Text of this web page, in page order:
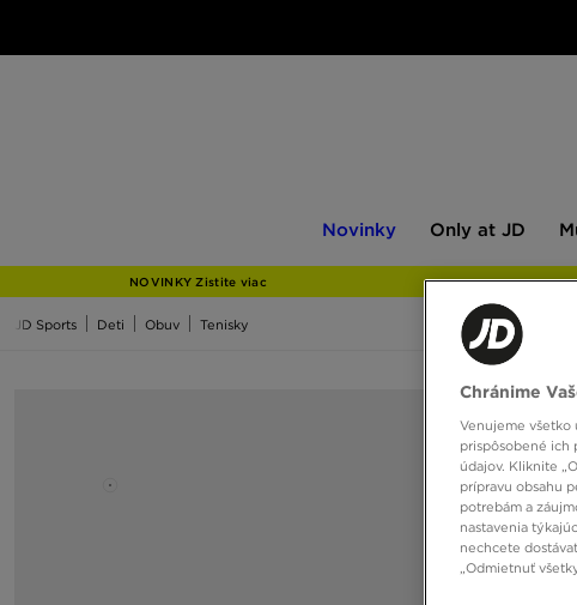
Novinky
JD
Only at JD
NOVINKY Zistite viac
JD Sports Deti Obuv Tenisky
Chránime
Venujeme všetko
prispôsobené ich
údajov. Kliknite
prípravu obsahu
potrebám a
nastavenia
nechcete
„Odmietnuť